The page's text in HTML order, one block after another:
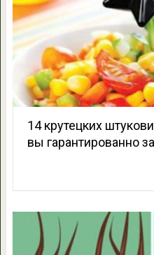
14 крутецких
вы гарантированно